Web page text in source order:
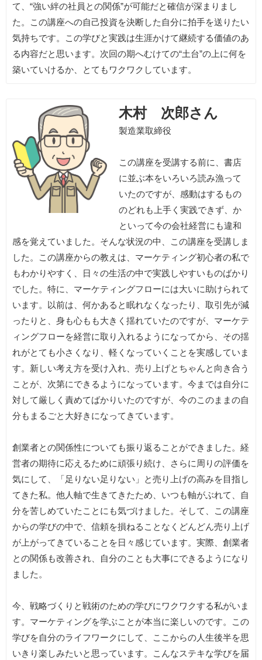
て、“強い絆の社員との関係”が可能だと確信が深まりまし
た。この講座への自己投資を決断した自分に拍手を送りたい
気持ちです。この学びと実践は生涯かけて継続する価値のあ
る内容だと思います。次回の期へむけての“土台”の上に何を
築いていけるか、とてもワクワクしています。
木村 次郎さん
製造業取締役
この講座を受講する前に、書店
に並ぶ本をいろいろ読み漁って
いたのですが、感動はするもの
のどれも上手く実践できず、か
といって今の会社経営にも違和
感を覚えていました。そんな状況の中、この講座を受講しま
した。この講座からの教えは、マーケティング初心者の私で
もわかりやすく、日々の生活の中で実践しやすいものばかり
でした。特に、マーケティングフローには大いに助けられて
います。以前は、何かあると眠れなくなったり、取引先が減
ったりと、身も心もも大きく揺れていたのですが、マーケテ
ィングフローを経営に取り入れるようになってから、その揺
れがとても小さくなり、軽くなっていくことを実感していま
す。新しい考え方を受け入れ、売り上げとちゃんと向き合う
ことが、次第にできるようになっています。今までは自分に
対して厳しく責めてばかりいたのですが、今のこのままの自
分もまるごと大好きになってきています。
創業者との関係性についても振り返ることができました。経
営者の期待に応えるために頑張り続け、さらに周りの評価を
気にして、「足りない足りない」と売り上げの高みを目指し
てきた私。他人軸で生きてきたため、いつも軸がぶれて、自
分を苦しめていたことにも気づけました。そして、この講座
からの学びの中で、信頼を損ねることなくどんどん売り上げ
が上がってきていることを日々感じています。実際、創業者
との関係も改善され、自分のことも大事にできるようになり
ました。
今、戦略づくりと戦術のための学びにワクワクする私がいま
す。マーケティングを学ぶことが本当に楽しいのです。この
学びを自分のライフワークにして、ここからの人生後半を思
いきり楽しみたいと思っています。こんなステキな学びを届